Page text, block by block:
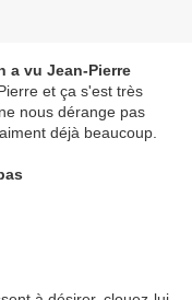
a vu Jean-Pierre
et ça s'est très
nous dérange pas
déjà beaucoup.